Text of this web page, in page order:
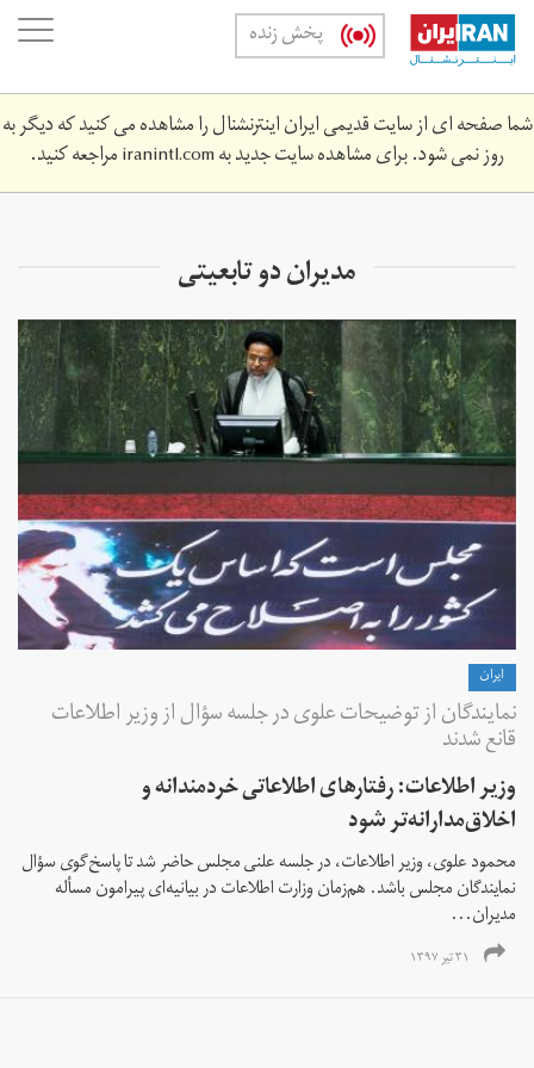
Skip
main
content
پخش زنده
شما صفحه ای از سایت قدیمی ایران اینترنشنال را مشاهده می کنید که دیگر به
روز نمی شود. برای مشاهده سایت جدید بهiranintl.comمراجعه کنید.
مدیران دو تابعیتی
ايران
نمایندگان از توضیحات علوی در جلسه سؤال از وزیر اطلاعات
قانع شدند
وزیر اطلاعات: رفتارهای اطلاعاتی خردمندانه و
اخلاق‌مدارانه‌تر شود
محمود علوی، وزیر اطلاعات، در جلسه علنی مجلس حاضر شد تا پاسخ‌گوی سؤال
نمایندگان مجلس باشد. هم‌زمان وزارت اطلاعات در بیانیه‌ای پیرامون مسأله
مدیران...
۳۱ تیر ۱۳۹۷